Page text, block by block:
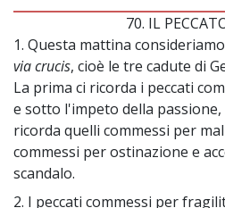
70. IL
1. Questa mattina
via crucis, cioè le tre cadute di
La prima ci ricorda i peccati
e sotto l'impeto della passione,
ricorda quelli commessi per
commessi per ostinazione e
scandalo.
2. I peccati commessi per